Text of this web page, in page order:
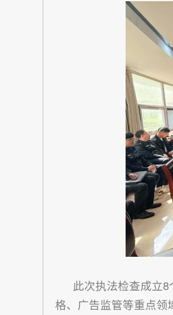
此次执法检查成立8
格、广告监管等重点领